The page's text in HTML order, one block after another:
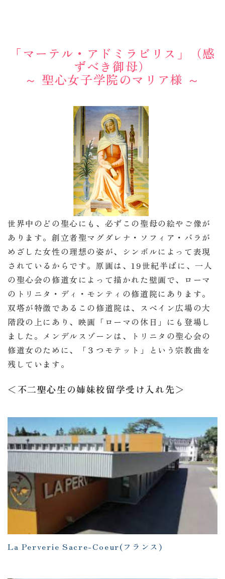
「マーテル・アドミラビリス」（感
ずべき御母）
～ 聖心女子学院のマリア様 ～
世界中のどの聖心にも、必ずこの聖母の絵やご像が
あります。創立者聖マグダレナ・ソフィア・バラが
めざした女性の理想の姿が、シンボルによって表現
されているからです。原画は、19世紀半ばに、一人
の聖心会の修道女によって描かれた壁画で、ローマ
のトリニタ・ディ・モンティの修道院にあります。
双塔が特徴であるこの修道院は、スペイン広場の大
階段の上にあり、映画「ローマの休日」にも登場し
ました。メンデルスゾーンは、トリニタの聖心会の
修道女のために、「３つモテット」という宗教曲を
残しています。
＜不二聖心生の姉妹校留学受け入れ先＞
La Perverie Sacre-Coeur(フランス)